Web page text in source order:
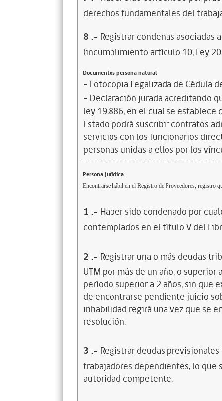
derechos fundamentales del
8 .- Registrar condenas asociadas
(incumplimiento artículo 10, Ley
Documentos persona natural
- Fotocopia Legalizada de Cédula
- Declaración jurada acreditando
ley 19.886, en el cual se
Estado podrá suscribir contratos
servicios con los funcionarios
personas unidas a ellos por los
Persona jurídica
Encontrarse hábil en el Registro de Proveedores, registro
1 .- Haber sido condenado por
contemplados en el título V del
2 .- Registrar una o más deudas
UTM por más de un año, o
período superior a 2 años, sin que
de encontrarse pendiente juicio
inhabilidad regirá una vez que se
resolución.
3 .- Registrar deudas
trabajadores dependientes, lo
autoridad competente.